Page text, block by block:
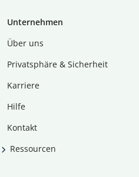
Unternehmen
Über uns
Privatsphäre & Sicherheit
Karriere
Hilfe
Kontakt
Ressourcen